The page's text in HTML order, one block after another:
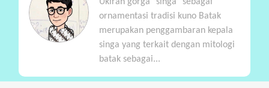
ornamentasi tradisi kuno Batak
merupakan penggambaran kepala
singa yang terkait dengan mitologi
batak sebagai...